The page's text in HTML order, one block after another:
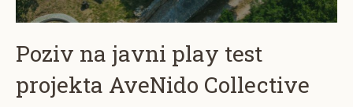
Poziv na javni play test
projekta AveNido Collective